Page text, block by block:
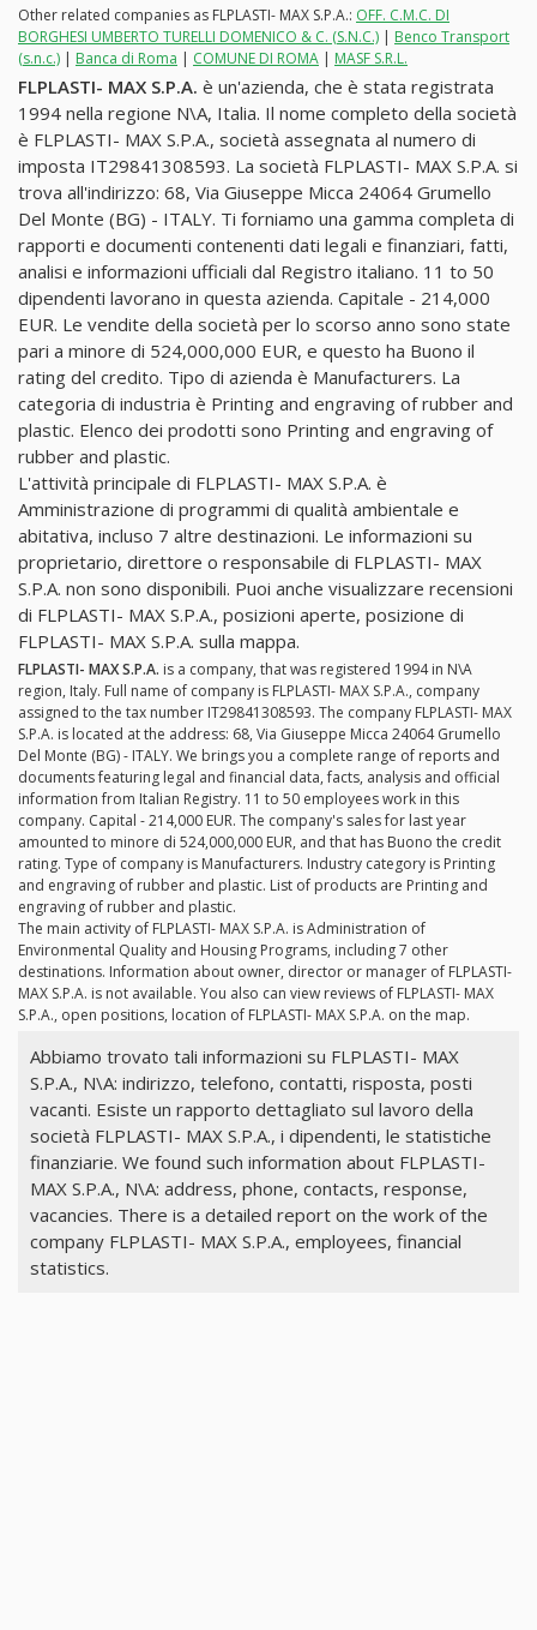
Other related companies as FLPLASTI- MAX S.P.A.: OFF. C.M.C. DI
BORGHESI UMBERTO TURELLI DOMENICO & C. (S.N.C.) | Benco Transport
(s.n.c.) | Banca di Roma | COMUNE DI ROMA | MASF S.R.L.
FLPLASTI- MAX S.P.A. è un'azienda, che è stata registrata
1994 nella regione N\A, Italia. Il nome completo della società
è FLPLASTI- MAX S.P.A., società assegnata al numero di
imposta IT29841308593. La società FLPLASTI- MAX S.P.A. si
trova all'indirizzo: 68, Via Giuseppe Micca 24064 Grumello
Del Monte (BG) - ITALY. Ti forniamo una gamma completa di
rapporti e documenti contenenti dati legali e finanziari, fatti,
analisi e informazioni ufficiali dal Registro italiano. 11 to 50
dipendenti lavorano in questa azienda. Capitale - 214,000
EUR. Le vendite della società per lo scorso anno sono state
pari a minore di 524,000,000 EUR, e questo ha Buono il
rating del credito. Tipo di azienda è Manufacturers. La
categoria di industria è Printing and engraving of rubber and
plastic. Elenco dei prodotti sono Printing and engraving of
rubber and plastic.
L'attività principale di FLPLASTI- MAX S.P.A. è
Amministrazione di programmi di qualità ambientale e
abitativa, incluso 7 altre destinazioni. Le informazioni su
proprietario, direttore o responsabile di FLPLASTI- MAX
S.P.A. non sono disponibili. Puoi anche visualizzare recensioni
di FLPLASTI- MAX S.P.A., posizioni aperte, posizione di
FLPLASTI- MAX S.P.A. sulla mappa.
FLPLASTI- MAX S.P.A. is a company, that was registered 1994 in N\A
region, Italy. Full name of company is FLPLASTI- MAX S.P.A., company
assigned to the tax number IT29841308593. The company FLPLASTI- MAX
S.P.A. is located at the address: 68, Via Giuseppe Micca 24064 Grumello
Del Monte (BG) - ITALY. We brings you a complete range of reports and
documents featuring legal and financial data, facts, analysis and official
information from Italian Registry. 11 to 50 employees work in this
company. Capital - 214,000 EUR. The company's sales for last year
amounted to minore di 524,000,000 EUR, and that has Buono the credit
rating. Type of company is Manufacturers. Industry category is Printing
and engraving of rubber and plastic. List of products are Printing and
engraving of rubber and plastic.
The main activity of FLPLASTI- MAX S.P.A. is Administration of
Environmental Quality and Housing Programs, including 7 other
destinations. Information about owner, director or manager of FLPLASTI-
MAX S.P.A. is not available. You also can view reviews of FLPLASTI- MAX
S.P.A., open positions, location of FLPLASTI- MAX S.P.A. on the map.
Abbiamo trovato tali informazioni su FLPLASTI- MAX
S.P.A., N\A: indirizzo, telefono, contatti, risposta, posti
vacanti. Esiste un rapporto dettagliato sul lavoro della
società FLPLASTI- MAX S.P.A., i dipendenti, le statistiche
finanziarie. We found such information about FLPLASTI-
MAX S.P.A., N\A: address, phone, contacts, response,
vacancies. There is a detailed report on the work of the
company FLPLASTI- MAX S.P.A., employees, financial
statistics.